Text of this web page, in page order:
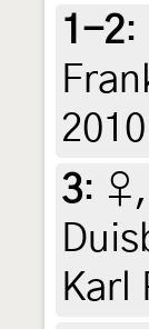
1-2:
3:
Karl